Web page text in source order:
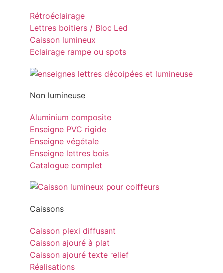
Rétroéclairage
Lettres boitiers / Bloc Led
Caisson lumineux
Eclairage rampe ou spots
Non lumineuse
Aluminium composite
Enseigne PVC rigide
Enseigne végétale
Enseigne lettres bois
Catalogue complet
Caissons
Caisson plexi diffusant
Caisson ajouré à plat
Caisson ajouré texte relief
Réalisations